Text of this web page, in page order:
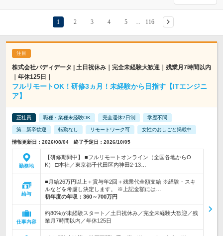
1 2 3 4 5 116
株式会社バディデータ | 土日祝休み｜完全未経験大歓迎｜残業月7時間以内
｜年休125日｜
フルリモートOK！研修3ヵ月！未経験から目指す【ITエンジニ
ア】
正社員 職種・業種未経験OK 完全週休2日制 学歴不問
第二新卒歓迎 転勤なし リモートワーク可 女性のおしごと掲載中
情報更新日：2026/08/04 終了予定日：2026/10/05
勤務地
【研修期間中】 ■フルリモートオンライン（全国各地からO
K） □本社／東京都千代田区内神田2-13…
給与
■月給26万円以上＋賞与年2回＋残業代全額支給 ※経験・スキ
ルなどを考慮し決定します。 ※上記金額には…
初年度の年収： 360～700万円
仕事内容
約80%が未経験スタート／土日祝休み／完全未経験大歓迎／残
業月7時間以内／年休125日